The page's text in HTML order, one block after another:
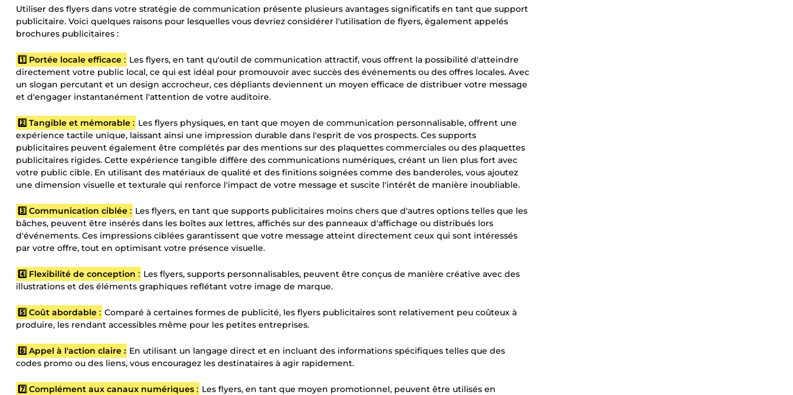
Utiliser des flyers dans votre stratégie de communication présente plusieurs avantages significatifs en tant que support
publicitaire. Voici quelques raisons pour lesquelles vous devriez considérer l'utilisation de flyers, également appelés
brochures publicitaires :
1️⃣ Portée locale efficace: Les flyers, en tant qu'outil de communication attractif, vous offrent la possibilité d'atteindre
directement votre public local, ce qui est idéal pour promouvoir avec succès des événements ou des offres locales. Avec
un slogan percutant et un design accrocheur, ces dépliants deviennent un moyen efficace de distribuer votre message
et d'engager instantanément l'attention de votre auditoire.
2️⃣ Tangible et mémorable: Les flyers physiques, en tant que moyen de communication personnalisable, offrent une
expérience tactile unique, laissant ainsi une impression durable dans l'esprit de vos prospects. Ces supports
publicitaires peuvent également être complétés par des mentions sur des plaquettes commerciales ou des plaquettes
publicitaires rigides. Cette expérience tangible diffère des communications numériques, créant un lien plus fort avec
votre public cible. En utilisant des matériaux de qualité et des finitions soignées comme des banderoles, vous ajoutez
une dimension visuelle et texturale qui renforce l'impact de votre message et suscite l'intérêt de manière inoubliable.
3️⃣ Communication ciblée: Les flyers, en tant que supports publicitaires moins chers que d'autres options telles que les
bâches, peuvent être insérés dans les boîtes aux lettres, affichés sur des panneaux d'affichage ou distribués lors
d'événements. Ces impressions ciblées garantissent que votre message atteint directement ceux qui sont intéressés
par votre offre, tout en optimisant votre présence visuelle.
4️⃣ Flexibilité de conception : Les flyers, supports personnalisables, peuvent être conçus de manière créative avec des
illustrations et des éléments graphiques reflétant votre image de marque.
5️⃣ Coût abordable: Comparé à certaines formes de publicité, les flyers publicitaires sont relativement peu coûteux à
produire, les rendant accessibles même pour les petites entreprises.
6️⃣ Appel à l'action claire : En utilisant un langage direct et en incluant des informations spécifiques telles que des
codes promo ou des liens, vous encouragez les destinataires à agir rapidement.
7️⃣ Complément aux canaux numériques: Les flyers, en tant que moyen promotionnel, peuvent être utilisés en